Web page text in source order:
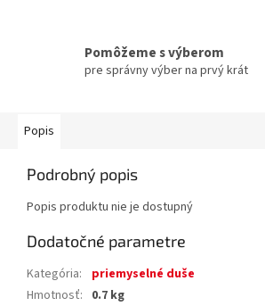
Pomôžeme s výberom
pre správny výber na prvý krát
Popis
Podrobný popis
Popis produktu nie je dostupný
Dodatočné parametre
Kategória:
priemyselné duše
Hmotnosť: 0.7 kg